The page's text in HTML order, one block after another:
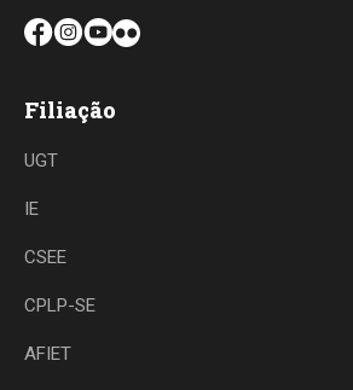
Filiação
UGT
IE
CSEE
CPLP-SE
AFIET